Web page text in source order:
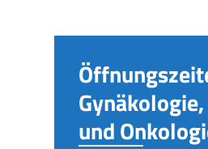
und